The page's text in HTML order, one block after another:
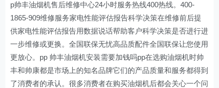
p帅丰油烟机售后维修中心24小时服务热线400热线。400-
1865-909维修服务家电性能评估报告科学决策在维修前后提
供家电性能评估报告用数据说话帮助客户科学决策是否进行进
一步维修或更换。全国联保无忧高品质配件全国联保让您使用
更放心。pp 帅丰油烟机安装需要加钱吗pp在选购油烟机时帅
丰和帅康都是市场上的知名品牌它们的产品质量和服务都得到
了消费者的承认。很多消费者在购买油烟机后都会关心一个问